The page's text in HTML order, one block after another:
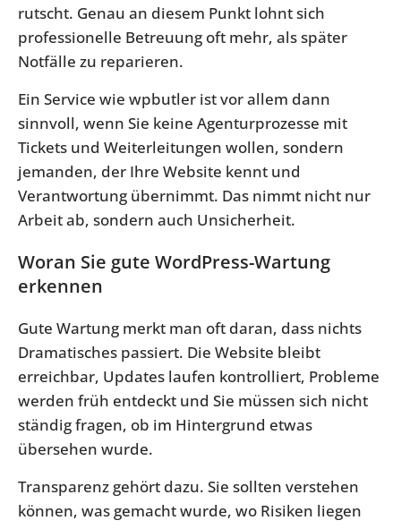
rutscht. Genau an diesem Punkt lohnt sich
professionelle Betreuung oft mehr, als später
Notfälle zu reparieren.
Ein Service wie wpbutler ist vor allem dann
sinnvoll, wenn Sie keine Agenturprozesse mit
Tickets und Weiterleitungen wollen, sondern
jemanden, der Ihre Website kennt und
Verantwortung übernimmt. Das nimmt nicht nur
Arbeit ab, sondern auch Unsicherheit.
Woran Sie gute WordPress-Wartung
erkennen
Gute Wartung merkt man oft daran, dass nichts
Dramatisches passiert. Die Website bleibt
erreichbar, Updates laufen kontrolliert, Probleme
werden früh entdeckt und Sie müssen sich nicht
ständig fragen, ob im Hintergrund etwas
übersehen wurde.
Transparenz gehört dazu. Sie sollten verstehen
können, was gemacht wurde, wo Risiken liegen